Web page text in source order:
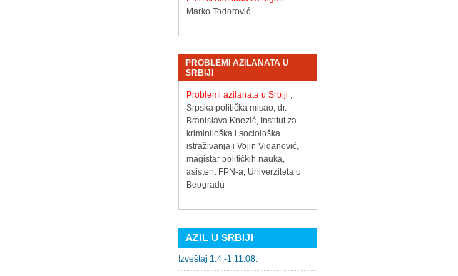
Marko Todorović
PROBLEMI AZILANATA U
SRBIJI
Problemi azilanata u Srbiji ,
Srpska politička misao, dr.
Branislava Knezić, Institut za
kriminiloška i sociološka
istraživanja i Vojin Vidanović,
magistar političkih nauka,
asistent FPN-a, Univerziteta u
Beogradu
AZIL U SRBIJI
Izveštaj 1.4.-1.11.08.